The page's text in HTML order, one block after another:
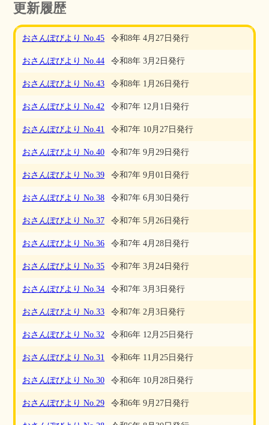
更新履歴
おさんぽびより No.45 令和8年 4月27日発行
おさんぽびより No.44 令和8年 3月2日発行
おさんぽびより No.43 令和8年 1月26日発行
おさんぽびより No.42 令和7年 12月1日発行
おさんぽびより No.41 令和7年 10月27日発行
おさんぽびより No.40 令和7年 9月29日発行
おさんぽびより No.39 令和7年 9月01日発行
おさんぽびより No.38 令和7年 6月30日発行
おさんぽびより No.37 令和7年 5月26日発行
おさんぽびより No.36 令和7年 4月28日発行
おさんぽびより No.35 令和7年 3月24日発行
おさんぽびより No.34 令和7年 3月3日発行
おさんぽびより No.33 令和7年 2月3日発行
おさんぽびより No.32 令和6年 12月25日発行
おさんぽびより No.31 令和6年 11月25日発行
おさんぽびより No.30 令和6年 10月28日発行
おさんぽびより No.29 令和6年 9月27日発行